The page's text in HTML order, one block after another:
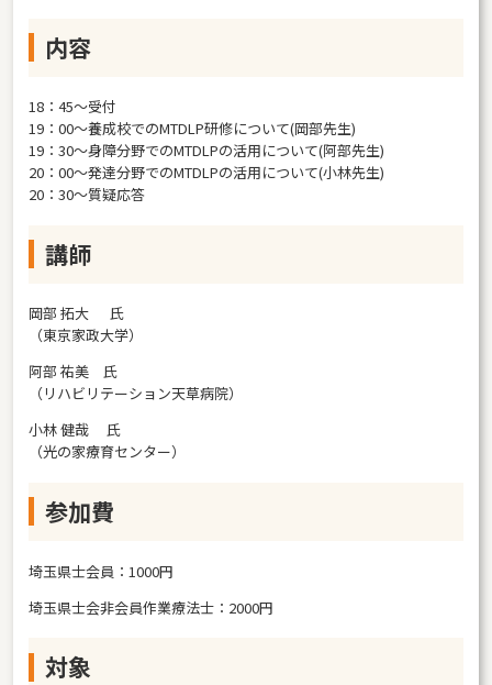
内容
18：45～受付
19：00～養成校でのMTDLP研修について(岡部先生)
19：30～身障分野でのMTDLPの活用について(阿部先生)
20：00～発達分野でのMTDLPの活用について(小林先生)
20：30～質疑応答
講師
岡部 拓大 氏
（東京家政大学）
阿部 祐美 氏
（リハビリテーション天草病院）
小林 健哉 氏
（光の家療育センター）
参加費
埼玉県士会員：1000円
埼玉県士会非会員作業療法士：2000円
対象